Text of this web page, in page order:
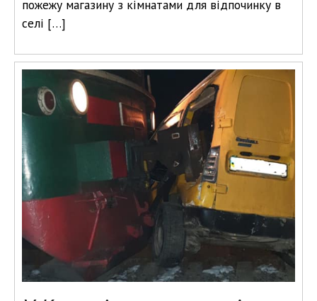
пожежу магазину з кімнатами для відпочинку в
селі […]